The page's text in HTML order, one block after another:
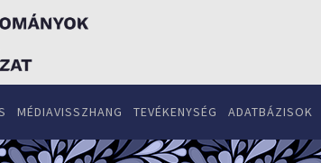
MÉDIAVISSZHANG TEVÉKENYSÉG ADATBÁZISOK